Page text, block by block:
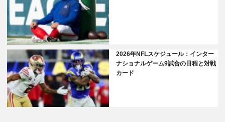
2026年NFLスケジュール：インター
ナショナルゲーム9試合の日程と対戦
カード